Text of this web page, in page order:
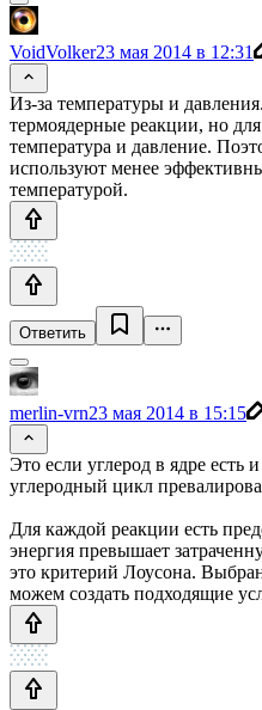
VoidVolker23 мая 2014 в 12:31
Из-за температуры и
термоядерные реакции, но
температура и давление.
используют менее
температурой.
Ответить
merlin-vrn23 мая 2014 в 15:15
Это если углерод в ядре есть
углеродный цикл
Для каждой реакции есть
энергия превышает
это критерий Лоусона.
можем создать подходящие